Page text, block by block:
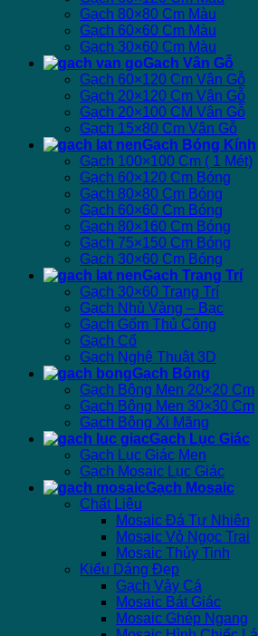
Gạch 80×80 Cm Màu
Gạch 60×60 Cm Màu
Gạch 30×60 Cm Màu
Gạch Vân Gỗ
Gạch 60×120 Cm Vân Gỗ
Gạch 20×120 Cm Vân Gỗ
Gạch 20×100 CM Vân Gỗ
Gạch 15×80 Cm Vân Gỗ
Gạch Bóng Kính
Gạch 100×100 Cm ( 1 Mét)
Gạch 60×120 Cm Bóng
Gạch 80×80 Cm Bóng
Gạch 60×60 Cm Bóng
Gạch 80×160 Cm Bóng
Gạch 75×150 Cm Bóng
Gạch 30×60 Cm Bóng
Gạch Trang Trí
Gạch 30×60 Trang Trí
Gạch Nhủ Vàng – Bạc
Gạch Gốm Thủ Công
Gạch Cổ
Gạch Nghệ Thuật 3D
Gạch Bông
Gạch Bông Men 20×20 Cm
Gạch Bông Men 30×30 Cm
Gạch Bông Xi Măng
Gạch Lục Giác
Gạch Lục Giác Men
Gạch Mosaic Lục Giác
Gạch Mosaic
Chất Liệu
Mosaic Đá Tự Nhiên
Mosaic Vỏ Ngọc Trai
Mosaic Thủy Tinh
Kiểu Dáng Đẹp
Gạch Vảy Cá
Mosaic Bát Giác
Mosaic Ghép Ngang